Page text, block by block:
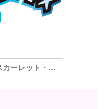
ト・バイオレット